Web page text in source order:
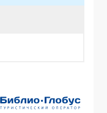
顿酒店) 5*
CENTER) (维也纳国际酒